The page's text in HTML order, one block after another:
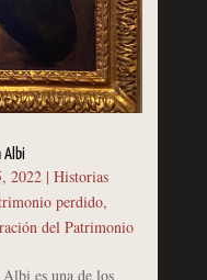
Albi
2022| Historias
perdido,
del Patrimonio
es una de los